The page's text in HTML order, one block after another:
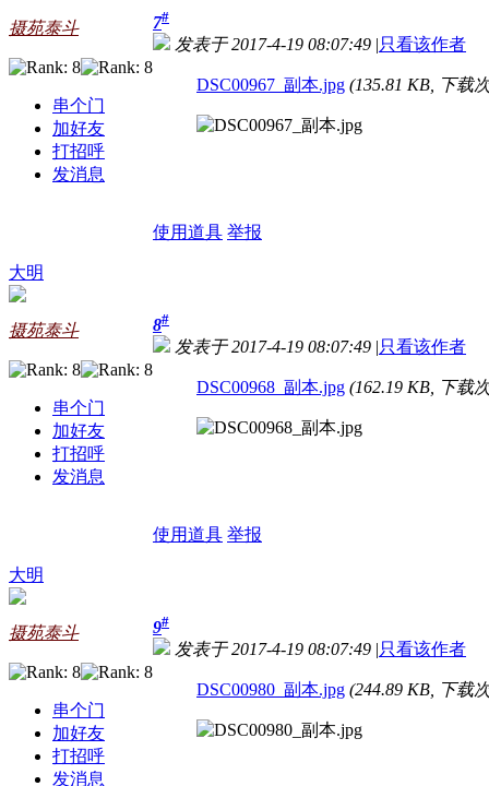
摄苑泰斗
串个门
加好友
打招呼
发消息
7#
发表于 2017-4-19 08:07:49 |只看该作者
DSC00967_副本.jpg (135.81 KB, 下载
使用道具 举报
大明
摄苑泰斗
串个门
加好友
打招呼
发消息
8#
发表于 2017-4-19 08:07:49 |只看该作者
DSC00968_副本.jpg (162.19 KB, 下载
使用道具 举报
大明
摄苑泰斗
串个门
加好友
打招呼
发消息
9#
发表于 2017-4-19 08:07:49 |只看该作者
DSC00980_副本.jpg (244.89 KB, 下载